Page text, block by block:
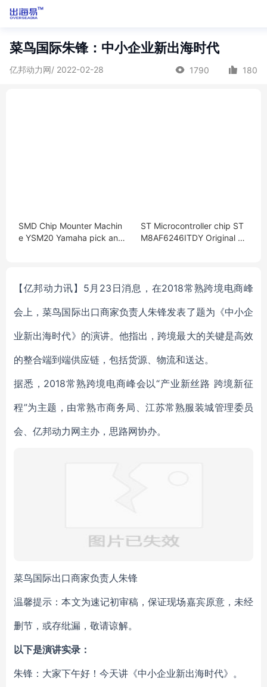
菜鸟国际朱锋：中小企业新出海时代
亿邦动力网/ 2022-02-28 1790 180
SMD Chip Mounter Machin
e YSM20 Yamaha pick and
ST Microcontroller chip ST
M8AF6246ITDY Original M
【亿邦动力讯】5月23日消息，在2018常熟跨境电商峰
会上，菜鸟国际出口商家负责人朱锋发表了题为《中小企
业新出海时代》的演讲。他指出， 跨境最大的关键是高效
的整合端到端供应链，包括货源、物流和送达。
据悉，2018常熟跨境电商峰会以“产业新丝路 跨境新征
程”为主题，由常熟市商务局、江苏常熟服装城管理委员
会、亿邦动力网主办，思路网协办。
菜鸟国际出口商家负责人朱锋
温馨提示：本文为速记初审稿，保证现场嘉宾原意，未经
删节，或存纰漏，敬请谅解。
以下是演讲实录：
朱锋：大家下午好！今天讲《中小企业新出海时代》。